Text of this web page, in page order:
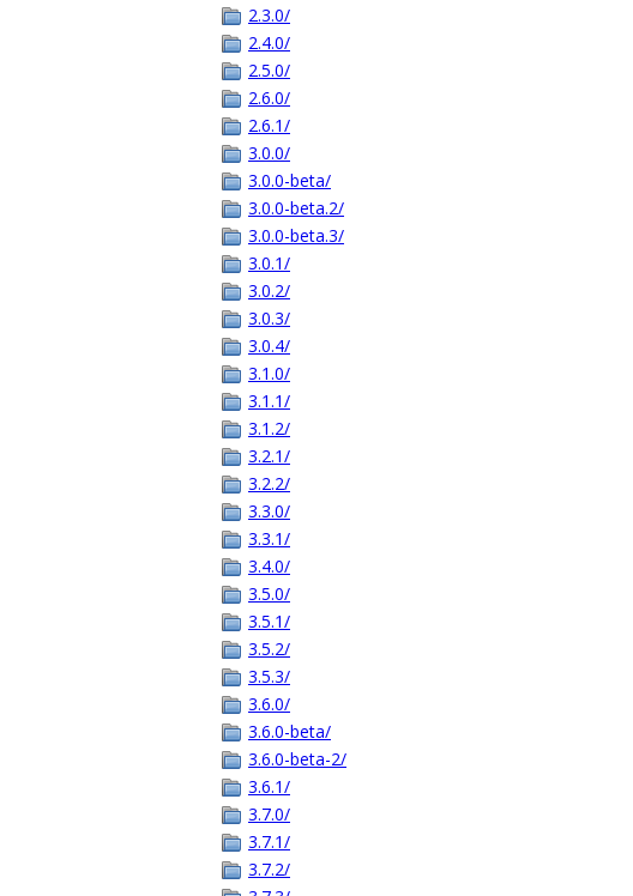
2.3.0/
2.4.0/
2.5.0/
2.6.0/
2.6.1/
3.0.0/
3.0.0-beta/
3.0.0-beta.2/
3.0.0-beta.3/
3.0.1/
3.0.2/
3.0.3/
3.0.4/
3.1.0/
3.1.1/
3.1.2/
3.2.1/
3.2.2/
3.3.0/
3.3.1/
3.4.0/
3.5.0/
3.5.1/
3.5.2/
3.5.3/
3.6.0/
3.6.0-beta/
3.6.0-beta-2/
3.6.1/
3.7.0/
3.7.1/
3.7.2/